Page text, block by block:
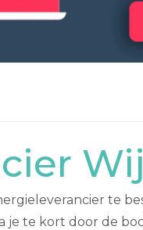
te
te kort door de